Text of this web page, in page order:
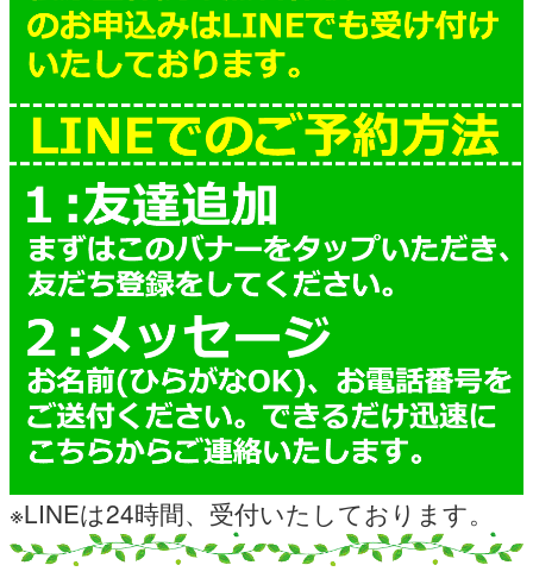
※LINEは24時間、受付いたしております。